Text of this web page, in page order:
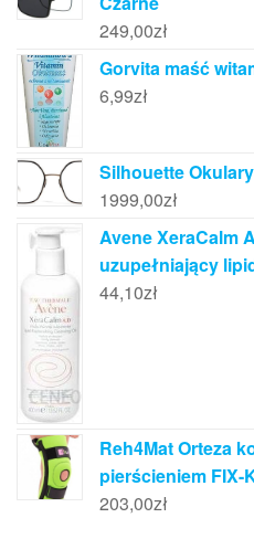
249,00zł
Gorvita maść
6,99zł
Silhouette
1999,00zł
Avene XeraCalm
uzupełniający
44,10zł
Reh4Mat Orteza
pierścieniem FIX-
203,00zł